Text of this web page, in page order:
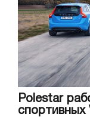
Polestar
спортивных